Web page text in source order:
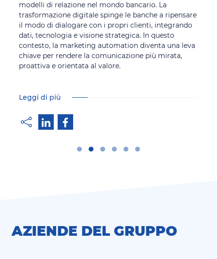
modelli di relazione nel mondo bancario. La
trasformazione digitale spinge le banche a ripensare
il modo di dialogare con i propri clienti, integrando
dati, tecnologia e visione strategica. In questo
contesto, la marketing automation diventa una leva
chiave per rendere la comunicazione più mirata,
proattiva e orientata al valore.
Leggi di più
AZIENDE DEL GRUPPO